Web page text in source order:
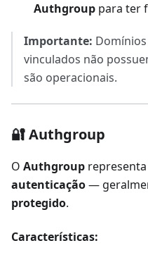
Authgroup para ter
Importante:
vinculados não
são operacionais.
🔐 Authgroup
O Authgroup
autenticação—
protegido.
Características: